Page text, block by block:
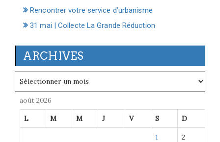
Rencontrer votre service d’urbanisme
31 mai | Collecte La Grande Réduction
ARCHIVES
août 2026
L M M J V S D
1 2